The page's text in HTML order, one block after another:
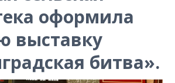
оформила
выставку
битва».